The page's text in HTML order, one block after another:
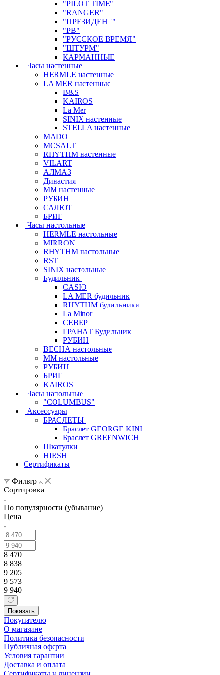
"PILOT TIME"
"RANGER"
"ПРЕЗИДЕНТ"
"РВ"
"РУССКОЕ ВРЕМЯ"
"ШТУРМ"
КАРМАННЫЕ
Часы настенные
HERMLE настенные
LA MER настенные
B&S
KAIROS
La Mer
SINIX настенные
STELLA настенные
MADO
MOSALT
RHYTHM настенные
VILART
АЛМАЗ
Династия
ММ настенные
РУБИН
САЛЮТ
БРИГ
Часы настольные
HERMLE настольные
MIRRON
RHYTHM настольные
RST
SINIX настольные
Будильник
CASIO
LA MER будильник
RHYTHM будильники
La Minor
СЕВЕР
ГРАНАТ Будильник
РУБИН
ВЕСНА настольные
ММ настольные
РУБИН
БРИГ
KAIROS
Часы напольные
"COLUMBUS"
Аксессуары
БРАСЛЕТЫ
Браслет GEORGE KINI
Браслет GREENWICH
Шкатулки
HIRSH
Сертификаты
Фильтр
Сортировка
По популярности (убывание)
Цена
8 470
8 838
9 205
9 573
9 940
Показать
Покупателю
О магазине
Политика безопасности
Публичная оферта
Условия гарантии
Доставка и оплата
Сертификаты и лицензии